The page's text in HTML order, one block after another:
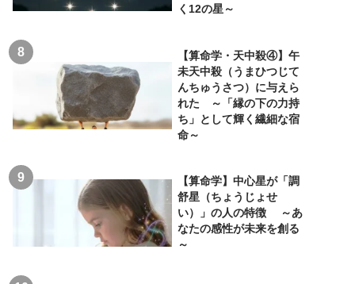
く12の星～
【算命学・天中殺④】午
未天中殺（うまひつじて
んちゅうさつ）に与えら
れた ～「縁の下の力持
ち」として輝く繊細な宿
命～
【算命学】中心星が「調
舒星（ちょうじょせ
い）」の人の特徴 ～あ
なたの感性が未来を創る
～